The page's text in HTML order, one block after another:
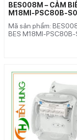
BES008M – CẢM
M18MI-PSC80B-
Mã sản phẩm:
BES M18MI-